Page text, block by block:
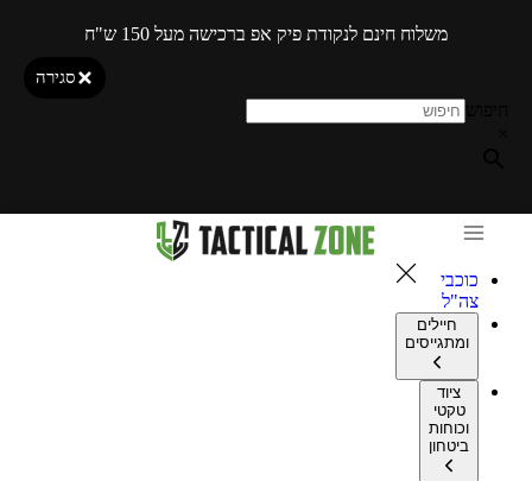
משלוח חינם לנקודת פיק אפ ברכישה מעל 150 ש"ח
סגירה
כוכבי
צה"ל
חיילים
ומתגייסים
ציוד
טקטי
וכוחות
ביטחון